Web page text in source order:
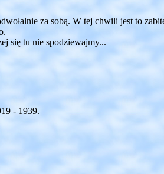
za sobą. W tej chwili jest to
się tu nie spodziewajmy...
- 1939.